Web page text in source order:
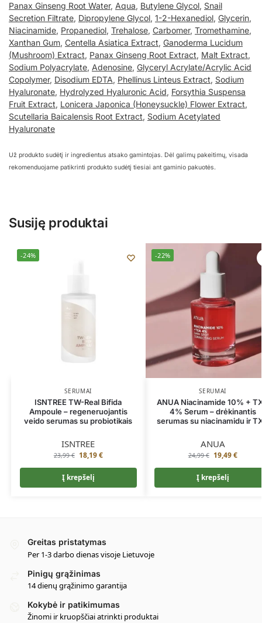
Panax Ginseng Root Water, Aqua, Butylene Glycol, Snail
Secretion Filtrate, Dipropylene Glycol, 1-2-Hexanediol, Glycerin,
Niacinamide, Propanediol, Trehalose, Carbomer, Tromethamine,
Xanthan Gum, Centella Asiatica Extract, Ganoderma Lucidum
(Mushroom) Extract, Panax Ginseng Root Extract, Malt Extract,
Sodium Polyacrylate, Adenosine, Glyceryl Acrylate/Acrylic Acid
Copolymer, Disodium EDTA, Phellinus Linteus Extract, Sodium
Hyaluronate, Hydrolyzed Hyaluronic Acid, Forsythia Suspensa
Fruit Extract, Lonicera Japonica (Honeysuckle) Flower Extract,
Scutellaria Baicalensis Root Extract, Sodium Acetylated
Hyaluronate
Už produkto sudėtį ir ingredientus atsako gamintojas. Dėl galimų pakeitimų, visada
rekomenduojame patikrinti produkto sudėtį tiesiai ant gaminio pakuotės.
Susiję produktai
-24%
SERUMAI
ISNTREE TW-Real Bifida
Ampoule – regeneruojantis
veido serumas su probiotikais
ISNTREE
23,99€ 18,19€
Į krepšelį
-22%
SERUMAI
ANUA Niacinamide 10% +
4% Serum – drėkinantis
serumas su niacinamidu ir
ANUA
24,99€ 19,49€
Į krepšelį
Greitas pristatymas
Per 1-3 darbo dienas visoje Lietuvoje
Pinigų grąžinimas
14 dienų grąžinimo garantija
Kokybė ir patikimumas
Žinomi ir kruopščiai atrinkti produktai